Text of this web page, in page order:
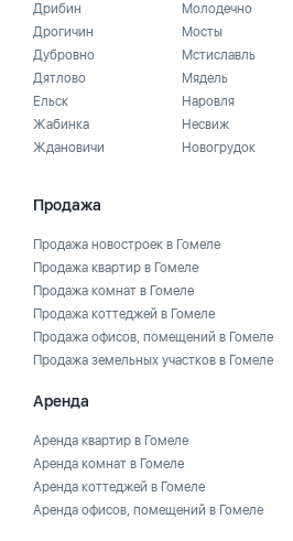
Дрибин
Дрогичин
Дубровно
Дятлово
Ельск
Жабинка
Ждановичи
Молодечно
Мосты
Мстиславль
Мядель
Наровля
Несвиж
Новогрудок
Продажа
Продажа новостроек в Гомеле
Продажа квартир в Гомеле
Продажа комнат в Гомеле
Продажа коттеджей в Гомеле
Продажа офисов, помещений в Гомеле
Продажа земельных участков в Гомеле
Аренда
Аренда квартир в Гомеле
Аренда комнат в Гомеле
Аренда коттеджей в Гомеле
Аренда офисов, помещений в Гомеле